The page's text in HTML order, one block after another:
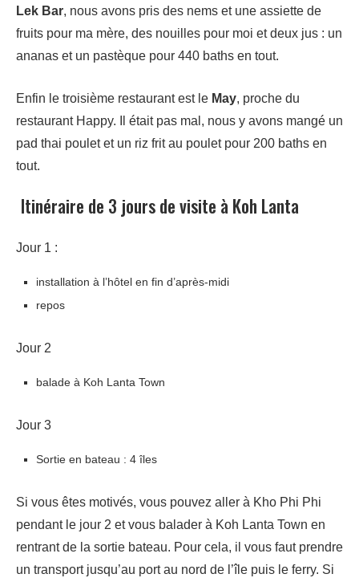
Lek Bar, nous avons pris des nems et une assiette de
fruits pour ma mère, des nouilles pour moi et deux jus : un
ananas et un pastèque pour 440 baths en tout.
Enfin le troisième restaurant est le May, proche du
restaurant Happy. Il était pas mal, nous y avons mangé un
pad thai poulet et un riz frit au poulet pour 200 baths en
tout.
Itinéraire de 3 jours de visite à Koh Lanta
Jour 1 :
installation à l’hôtel en fin d’après-midi
repos
Jour 2
balade à Koh Lanta Town
Jour 3
Sortie en bateau : 4 îles
Si vous êtes motivés, vous pouvez aller à Kho Phi Phi
pendant le jour 2 et vous balader à Koh Lanta Town en
rentrant de la sortie bateau. Pour cela, il vous faut prendre
un transport jusqu’au port au nord de l’île puis le ferry. Si